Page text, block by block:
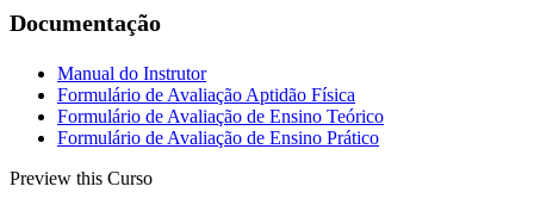
Documentação
Manual do Instrutor
Formulário de Avaliação Aptidão Física
Formulário de Avaliação de Ensino Teórico
Formulário de Avaliação de Ensino Prático
Preview this Curso